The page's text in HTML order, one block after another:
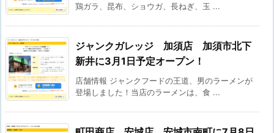
鶏ガラ、昆布、ショウガ、長ねぎ、玉 ...
ジャンクガレッジ 加須店 加須市北下
新井に3月1日予定オープン！
店舗情報 ジャンクフードの王道、男のラーメンが
登場しました！当店のラーメンは、食 ...